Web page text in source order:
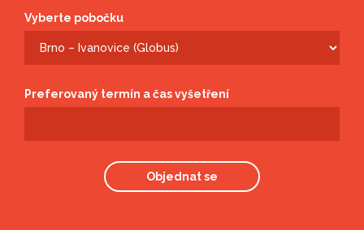
Vyberte pobočku
Preferovaný termín a čas vyšetření